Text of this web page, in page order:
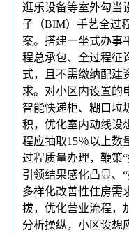
逛乐设备等室外勾当
子（BIM）手艺全过
案。搭建一坐式办事
程总承包、全过程征
式，且不需缴纳配建
求。对小区内设置的
智能快递柜、糊口垃
积，优化室内动线设
程应抽取15％以上数
过程质量办理，鞭策
引领结果感化凸显、
多样化改善性住房需
拔，优化营业流程，
分析操纵，小区设想